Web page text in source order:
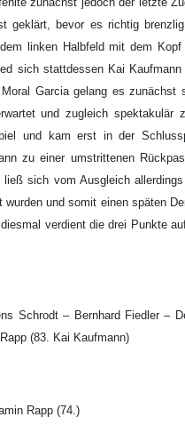
geklärt, bevor es richtig
linken Halbfeld mit dem
sich stattdessen Kai
Garcia gelang es
und zugleich
und kam erst in der
zu einer umstrittenen
sich vom Ausgleich
und somit einen späten
verdient die drei Punkte
Schrodt – Bernhard Fiedler –
(83. Kai Kaufmann)
Rapp (74.)